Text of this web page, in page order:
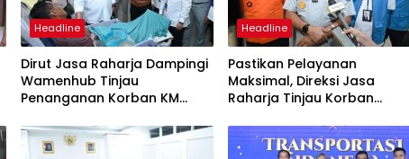
Headline
Dirut Jasa Raharja Dampingi
Wamenhub Tinjau
Penanganan Korban KM
Surabaya
Headline
Pastikan Pelayanan
Maksimal, Direksi Jasa
Raharja Tinjau Korban
Sentosa II